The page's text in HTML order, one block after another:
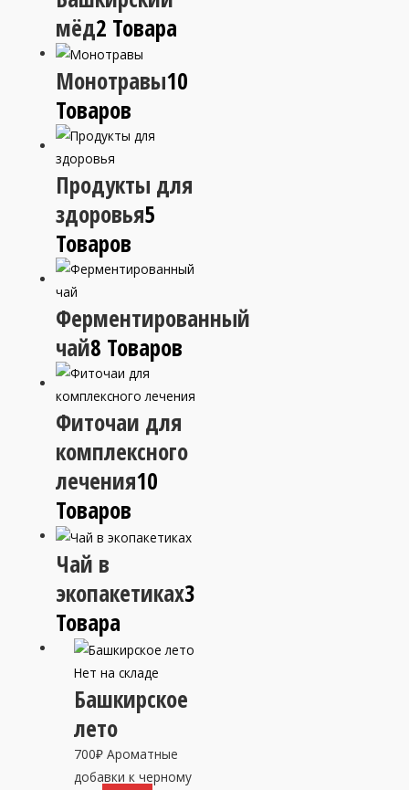
мёд2 Товара
Монотравы10
Товаров
Продукты для
здоровья5
Товаров
Ферментированный
чай8 Товаров
Фиточаи для
комплексного
лечения10
Товаров
Чай в
экопакетиках3
Товара
Нет на складе
Башкирское
лето
700₽ Ароматные
добавки к черному